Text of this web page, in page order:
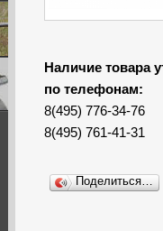
Наличие товара
по телефонам:
8(495) 776-34-76
8(495) 761-41-31
Поделиться…